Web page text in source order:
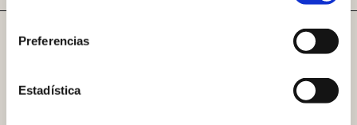
consentimiento
Preferencias
Estadística